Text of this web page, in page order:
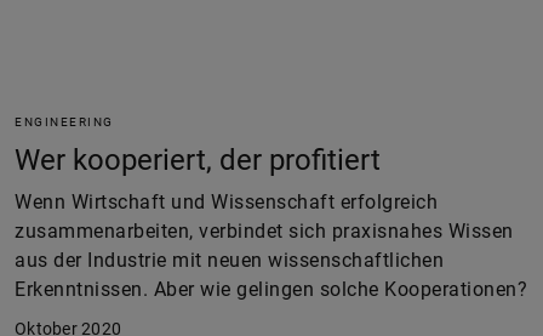
ENGINEERING
Wer kooperiert, der profitiert
Wenn Wirtschaft und Wissenschaft erfolgreich
zusammenarbeiten, verbindet sich praxisnahes Wissen
aus der Industrie mit neuen wissenschaftlichen
Erkenntnissen. Aber wie gelingen solche Kooperationen?
Oktober 2020